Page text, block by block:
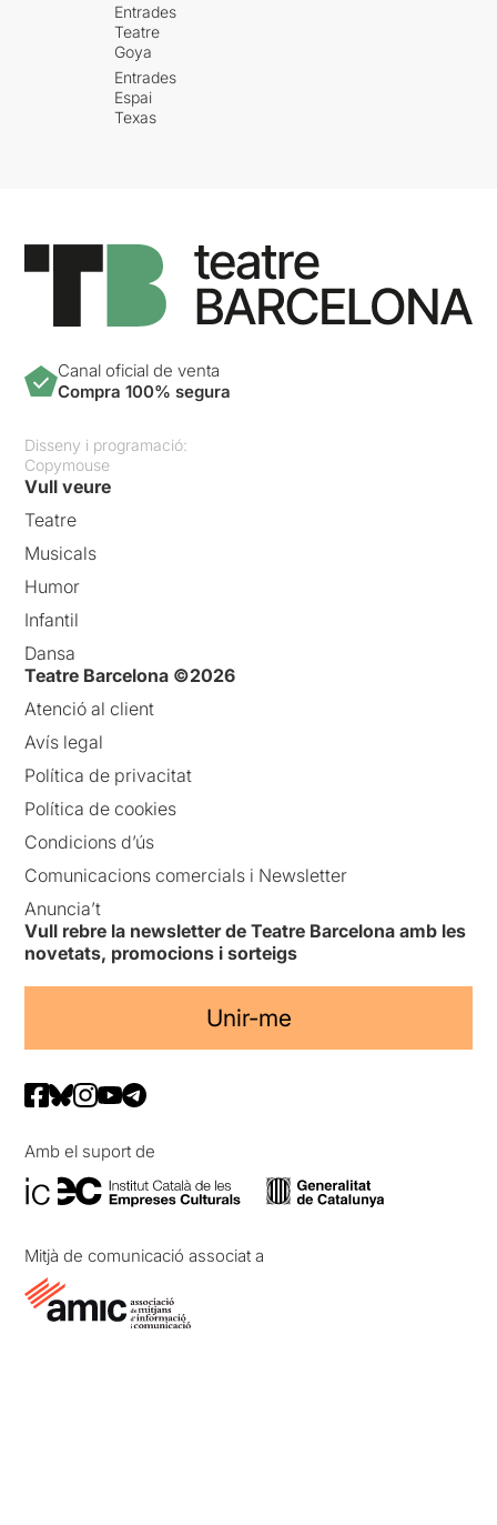
Entrades
Teatre
Goya
Entrades
Espai
Texas
Canal oficial de venta
Compra 100% segura
Disseny i programació:
Copymouse
Vull veure
Teatre
Musicals
Humor
Infantil
Dansa
Teatre Barcelona ©2026
Atenció al client
Avís legal
Política de privacitat
Política de cookies
Condicions d’ús
Comunicacions comercials i Newsletter
Anuncia’t
Vull rebre la newsletter de Teatre Barcelona amb les
novetats, promocions i sorteigs
Unir-me
Amb el suport de
Mitjà de comunicació associat a